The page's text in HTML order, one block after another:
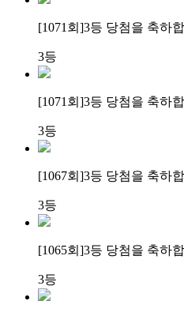
[1071회]3등 당첨을 축하
3등
[1071회]3등 당첨을 축하
3등
[1067회]3등 당첨을 축하
3등
[1065회]3등 당첨을 축하
3등